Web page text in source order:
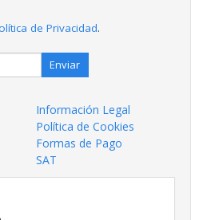
de Privacidad.
Enviar
Información Legal
Política de Cookies
Formas de Pago
SAT